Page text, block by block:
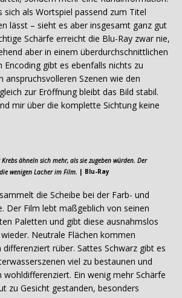
sich als Wortspiel passend zum Titel
lässt – sieht es aber insgesamt ganz gut
Schärfe erreicht die Blu-Ray zwar nie,
aber in einem überdurchschnittlichen
Encoding gibt es ebenfalls nichts zu
anspruchsvolleren Szenen wie den
zur Eröffnung bleibt das Bild stabil.
mir über die komplette Sichtung keine
ähneln sich mehr, als sie zugeben würden. Der
wenigen Lacher im Film. | Blu-Ray
die Scheibe bei der Farb- und
Der Film lebt maßgeblich von seinen
Paletten und gibt diese ausnahmslos
Neutrale Flächen kommen
rüber. Sattes Schwarz gibt es
viel zu bestaunen und
wohldifferenziert. Ein wenig mehr Schärfe
zu Gesicht gestanden, besonders